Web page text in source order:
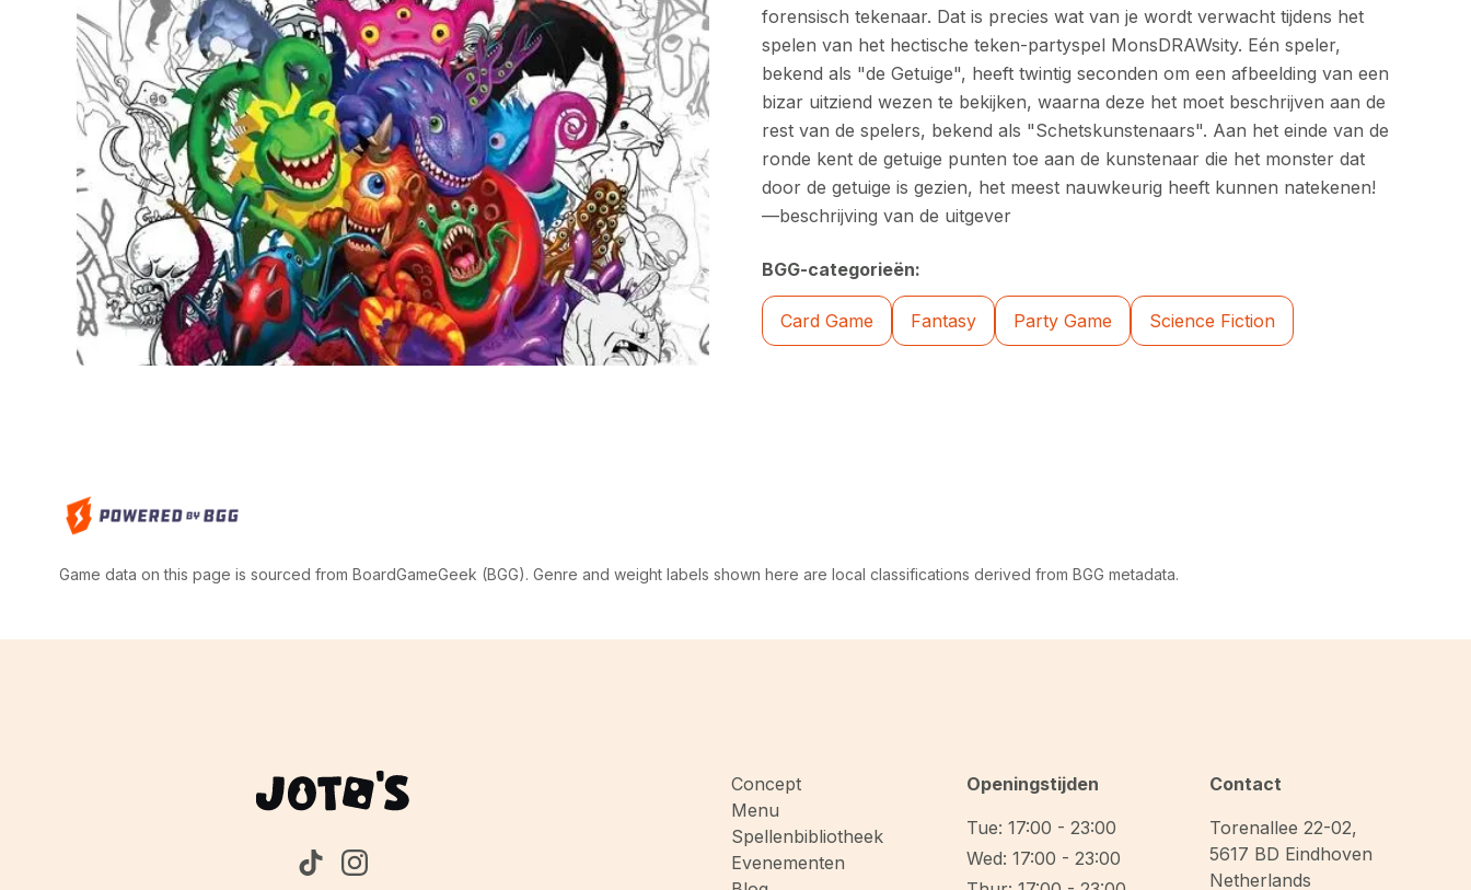
forensisch tekenaar. Dat is precies wat van je wordt verwacht tijdens het
spelen van het hectische teken-partyspel MonsDRAWsity. Eén speler,
bekend als "de Getuige", heeft twintig seconden om een afbeelding van een
bizar uitziend wezen te bekijken, waarna deze het moet beschrijven aan de
rest van de spelers, bekend als "Schetskunstenaars". Aan het einde van de
ronde kent de getuige punten toe aan de kunstenaar die het monster dat
door de getuige is gezien, het meest nauwkeurig heeft kunnen natekenen!
—beschrijving van de uitgever
BGG-categorieën:
Card Game Fantasy Party Game Science Fiction
Game data on this page is sourced from BoardGameGeek (BGG). Genre and weight labels shown here are local classifications derived from BGG metadata.
Concept
Menu
Spellenbibliotheek
Evenementen
Openingstijden
Tue: 17:00 - 23:00
Wed: 17:00 - 23:00
Contact
Torenallee 22-02,
5617 BD Eindhoven
Netherlands